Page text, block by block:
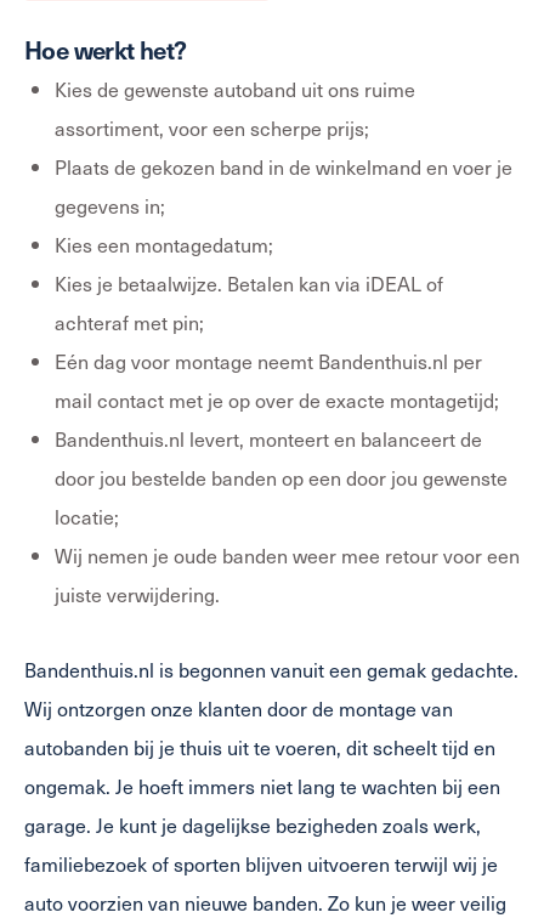
Hoe werkt het?
Kies de gewenste autoband uit ons ruime
assortiment, voor een scherpe prijs;
Plaats de gekozen band in de winkelmand en voer je
gegevens in;
Kies een montagedatum;
Kies je betaalwijze. Betalen kan via iDEAL of
achteraf met pin;
Eén dag voor montage neemt Bandenthuis.nl per
mail contact met je op over de exacte montagetijd;
Bandenthuis.nl levert, monteert en balanceert de
door jou bestelde banden op een door jou gewenste
locatie;
Wij nemen je oude banden weer mee retour voor een
juiste verwijdering.
Bandenthuis.nl is begonnen vanuit een gemak gedachte.
Wij ontzorgen onze klanten door de montage van
autobanden bij je thuis uit te voeren, dit scheelt tijd en
ongemak. Je hoeft immers niet lang te wachten bij een
garage. Je kunt je dagelijkse bezigheden zoals werk,
familiebezoek of sporten blijven uitvoeren terwijl wij je
auto voorzien van nieuwe banden. Zo kun je weer veilig